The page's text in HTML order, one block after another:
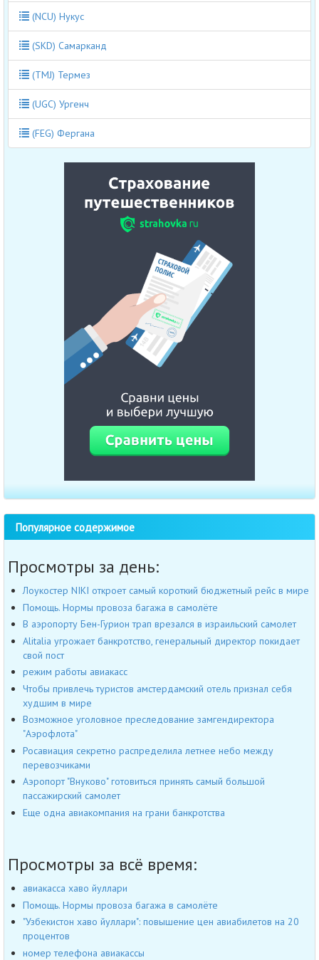
(NCU) Нукус
(SKD) Самарканд
(TMJ) Термез
(UGC) Ургенч
(FEG) Фергана
Популярное содержимое
Просмотры за день:
Лоукостер NIKI откроет самый короткий бюджетный рейс в мире
Помощь. Нормы провоза багажа в самолёте
В аэропорту Бен-Гурион трап врезался в израильский самолет
Alitalia угрожает банкротство, генеральный директор покидает
свой пост
режим работы авиакасс
Чтобы привлечь туристов амстердамский отель признал себя
худшим в мире
Возможное уголовное преследование замгендиректора
"Аэрофлота"
Росавиация секретно распределила летнее небо между
перевозчиками
Аэропорт "Внуково" готовиться принять самый большой
пассажирский самолет
Еще одна авиакомпания на грани банкротства
Просмотры за всё время:
авиакасса хаво йуллари
Помощь. Нормы провоза багажа в самолёте
"Узбекистон хаво йуллари": повышение цен авиабилетов на 20
процентов
номер телефона авиакассы